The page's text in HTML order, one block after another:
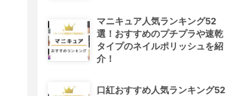
マニキュア人気ランキング52
選！おすすめのプチプラや速乾
タイプのネイルポリッシュを紹
介！
口紅おすすめ人気ランキング52